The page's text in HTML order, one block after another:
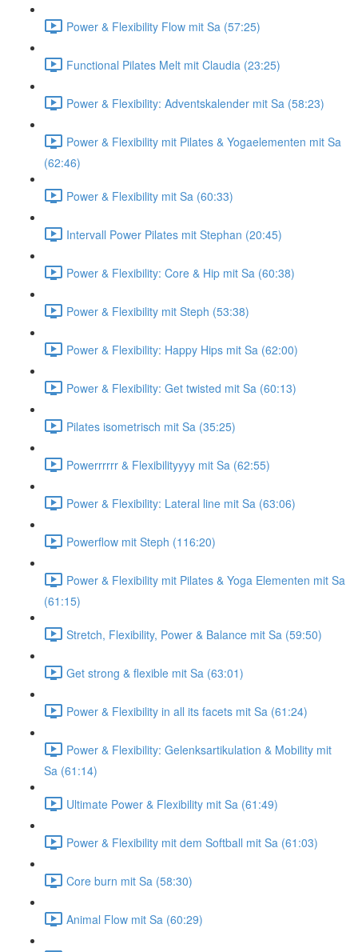
Power & Flexibility Flow mit Sa (57:25)
Functional Pilates Melt mit Claudia (23:25)
Power & Flexibility: Adventskalender mit Sa (58:23)
Power & Flexibility mit Pilates & Yogaelementen mit Sa
(62:46)
Power & Flexibility mit Sa (60:33)
Intervall Power Pilates mit Stephan (20:45)
Power & Flexibility: Core & Hip mit Sa (60:38)
Power & Flexibility mit Steph (53:38)
Power & Flexibility: Happy Hips mit Sa (62:00)
Power & Flexibility: Get twisted mit Sa (60:13)
Pilates isometrisch mit Sa (35:25)
Powerrrrrr & Flexibilityyyy mit Sa (62:55)
Power & Flexibility: Lateral line mit Sa (63:06)
Powerflow mit Steph (116:20)
Power & Flexibility mit Pilates & Yoga Elementen mit Sa
(61:15)
Stretch, Flexibility, Power & Balance mit Sa (59:50)
Get strong & flexible mit Sa (63:01)
Power & Flexibility in all its facets mit Sa (61:24)
Power & Flexibility: Gelenksartikulation & Mobility mit
Sa (61:14)
Ultimate Power & Flexibility mit Sa (61:49)
Power & Flexibility mit dem Softball mit Sa (61:03)
Core burn mit Sa (58:30)
Animal Flow mit Sa (60:29)